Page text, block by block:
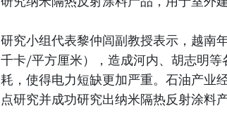
研究小组代表黎仲闾副教授表示，越南
千卡/平方厘米），造成河内、胡志明
耗，使得电力短缺更加严重。石油产业
点研究并成功研究出纳米隔热反射涂料